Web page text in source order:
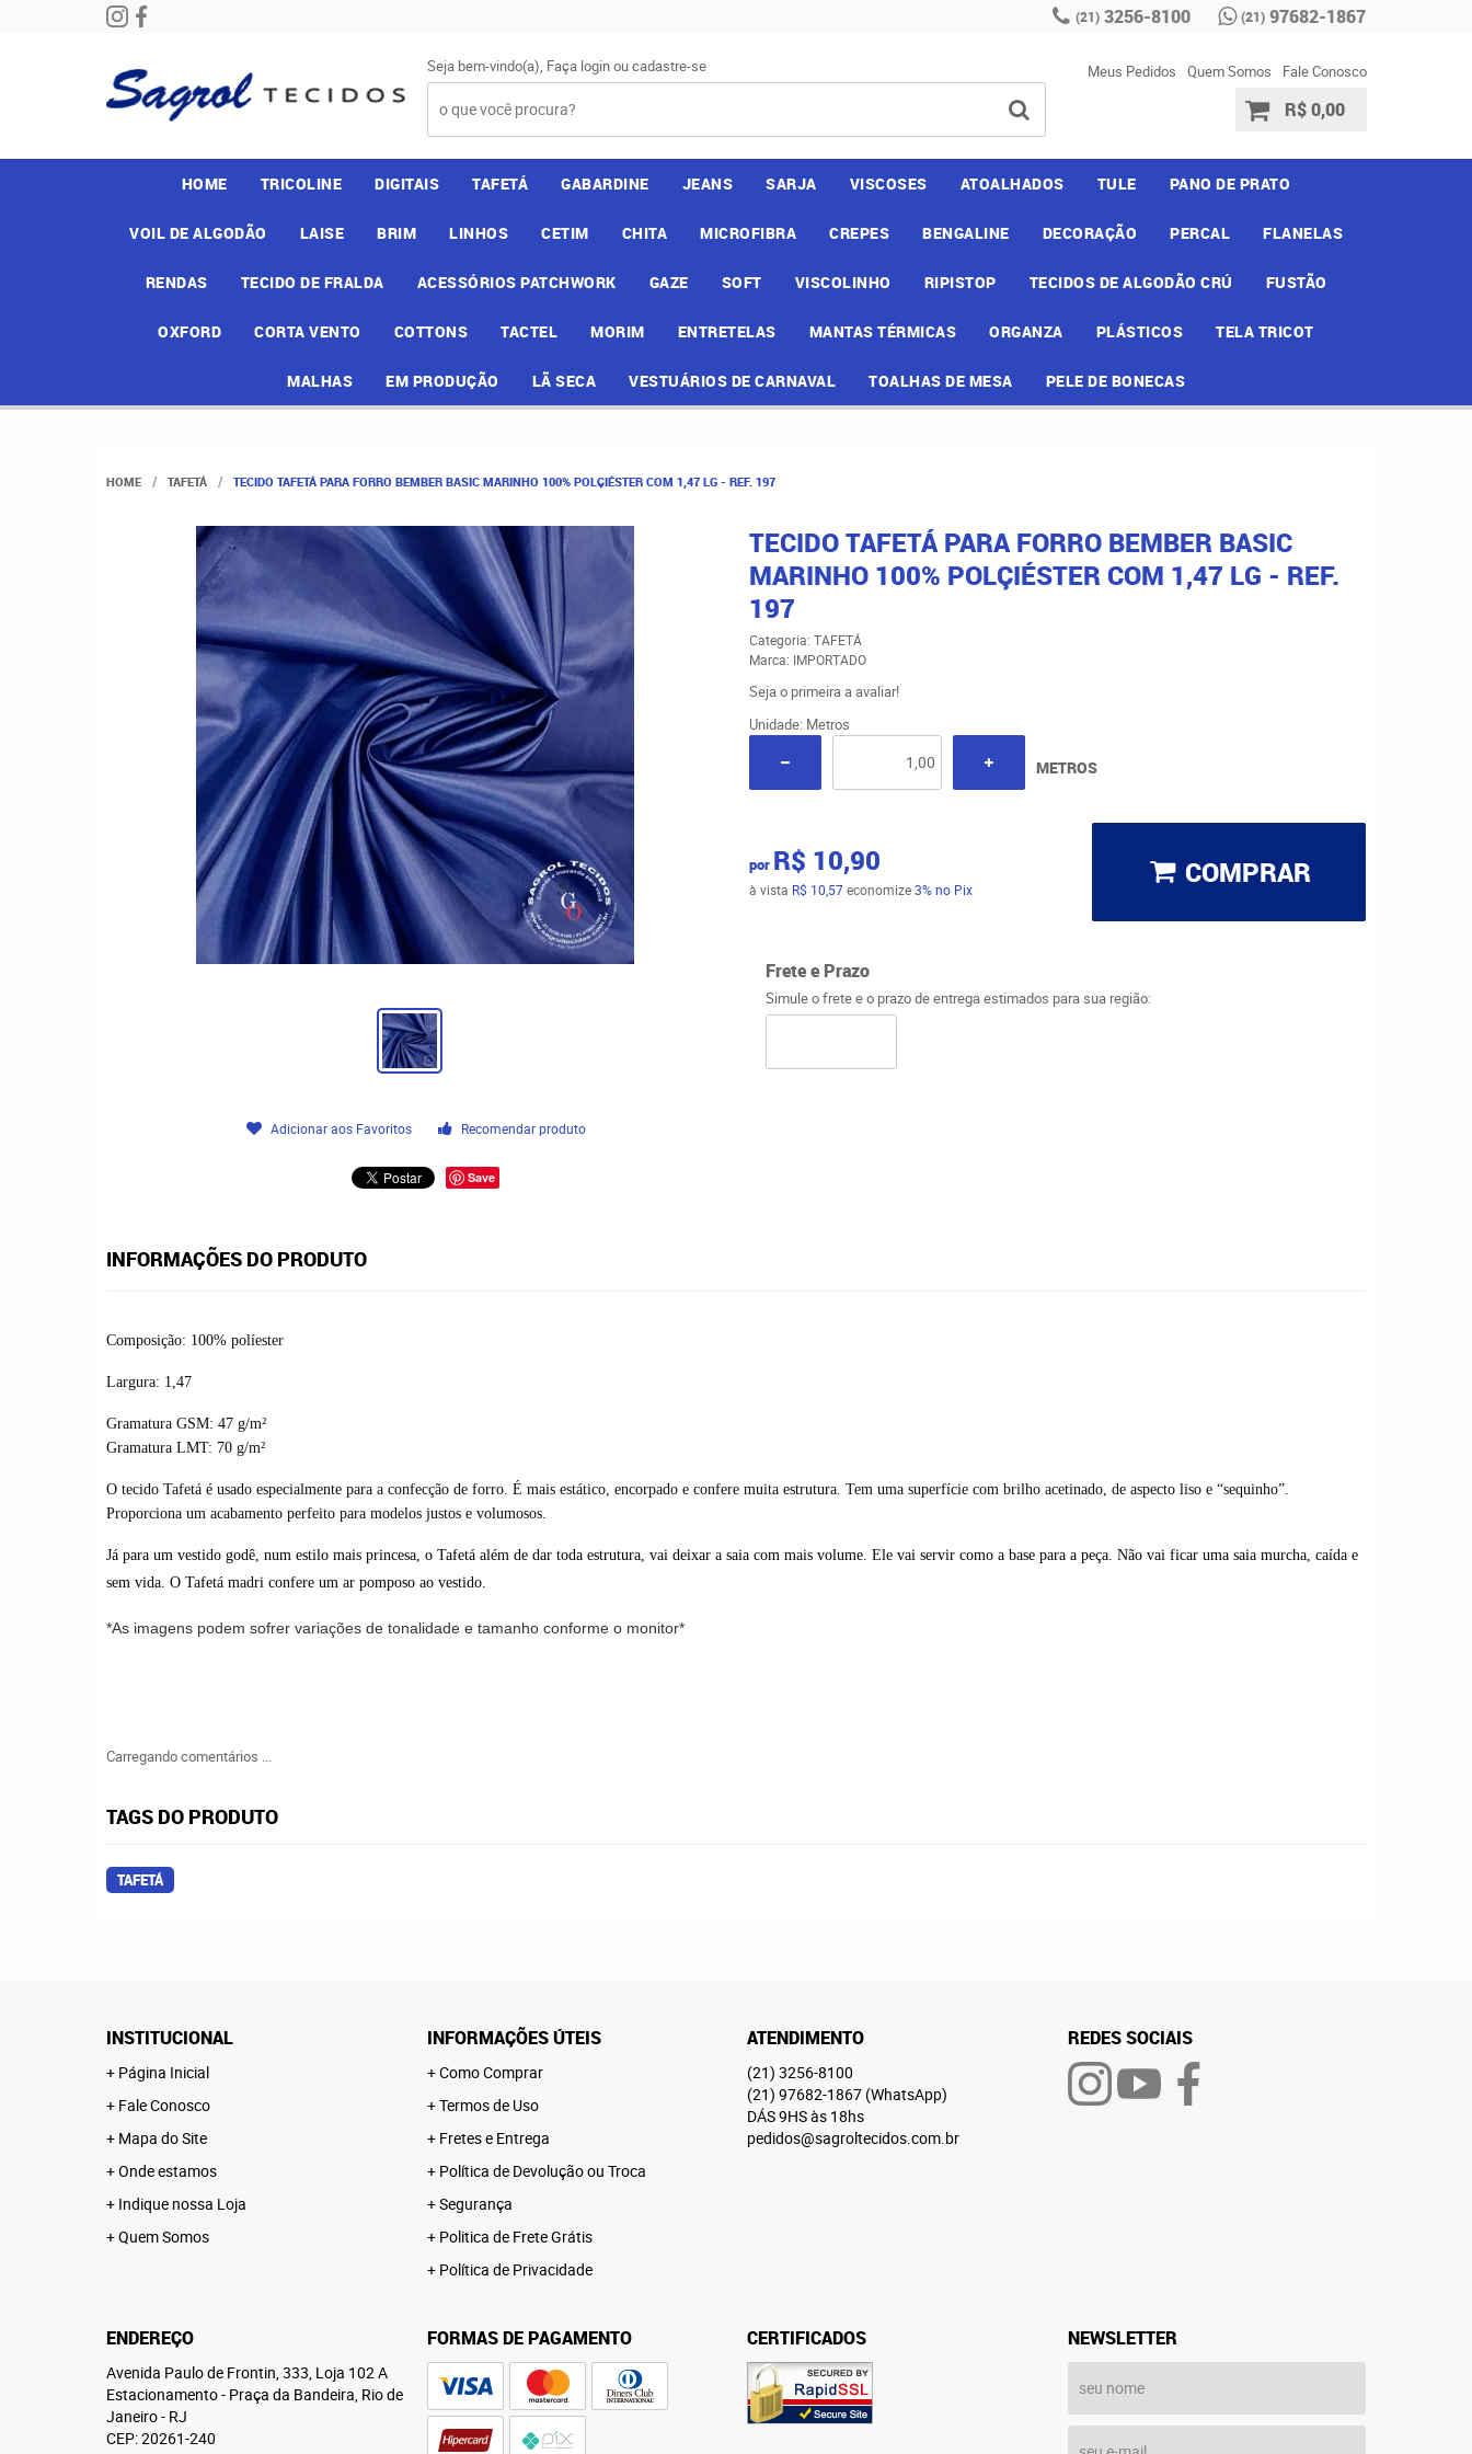
(21) 3256-8100 (21) 97682-1867
Seja bem-vindo(a), Faça loginoucadastre-se Meus Pedidos Quem Somos Fale Conosco
R$ 0,00
HOME TRICOLINE DIGITAIS TAFETÁ GABARDINE JEANS SARJA VISCOSES ATOALHADOS TULE PANO DE PRATO
VOIL DE ALGODÃO LAISE BRIM LINHOS CETIM CHITA MICROFIBRA CREPES BENGALINE DECORAÇÃO PERCAL FLANELAS
RENDAS TECIDO DE FRALDA ACESSÓRIOS PATCHWORK GAZE SOFT VISCOLINHO RIPISTOP TECIDOS DE ALGODÃO CRÚ FUSTÃO
OXFORD CORTA VENTO COTTONS TACTEL MORIM ENTRETELAS MANTAS TÉRMICAS ORGANZA PLÁSTICOS TELA TRICOT
MALHAS EM PRODUÇÃO LÃ SECA VESTUÁRIOS DE CARNAVAL TOALHAS DE MESA PELE DE BONECAS
HOME TAFETÁ TECIDO TAFETÁ PARA FORRO BEMBER BASIC MARINHO 100% POLÇIÉSTER COM 1,47 LG - REF. 197
Adicionar aos Favoritos Recomendar produto
Save
TECIDO TAFETÁ PARA FORRO BEMBER BASIC
MARINHO 100% POLÇIÉSTER COM 1,47 LG - REF.
197
Categoria: TAFETÁ
Marca: IMPORTADO
Seja o primeira a avaliar!
Unidade: Metros
METROS
por R$ 10,90
à vista R$ 10,57economize3% no Pix COMPRAR
Frete e Prazo
Simule o frete e o prazo de entrega estimados para sua região:
INFORMAÇÕES DO PRODUTO
Composição: 100% políester
Largura: 1,47
Gramatura GSM: 47 g/m²
Gramatura LMT: 70 g/m²
O tecido Tafetá é usado especialmente para a confecção de forro. É mais estático, encorpado e confere muita estrutura. Tem uma superfície com brilho acetinado, de aspecto liso e “sequinho”.
Proporciona um acabamento perfeito para modelos justos e volumosos.
Já para um vestido godê, num estilo mais princesa, o Tafetá além de dar toda estrutura, vai deixar a saia com mais volume. Ele vai servir como a base para a peça. Não vai ficar uma saia murcha, caída e
sem vida. O Tafetá madri confere um ar pomposo ao vestido.
*As imagens podem sofrer variações de tonalidade e tamanho conforme o monitor*
Carregando comentários ...
TAGS DO PRODUTO
TAFETÁ
INSTITUCIONAL
Página Inicial
Fale Conosco
Mapa do Site
Onde estamos
Indique nossa Loja
Quem Somos
INFORMAÇÕES ÚTEIS
Como Comprar
Termos de Uso
Fretes e Entrega
Política de Devolução ou Troca
Segurança
Politica de Frete Grátis
Política de Privacidade
ATENDIMENTO
(21) 3256-8100
(21) 97682-1867 (WhatsApp)
DÁS 9HS às 18hs
pedidos@sagroltecidos.com.br
REDES SOCIAIS
ENDEREÇO
Avenida Paulo de Frontin, 333, Loja 102 A
Estacionamento- Praça da Bandeira, Rio de
Janeiro- RJ
CEP: 20261-240
FORMAS DE PAGAMENTO CERTIFICADOS NEWSLETTER